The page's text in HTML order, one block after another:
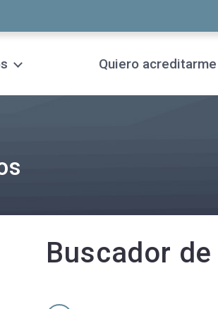
Quiero acreditarme
Buscador